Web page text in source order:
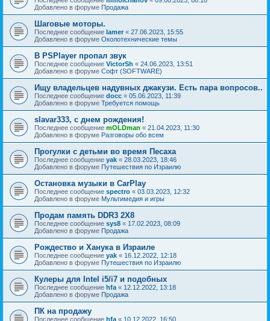
Добавлено в форуме Продажа
Шаговые моторы.
Последнее сообщение lamer « 27.06.2023, 15:55
Добавлено в форуме Околотехнические темы
В PSPlayer пропал звук
Последнее сообщение VictorSh « 24.06.2023, 13:51
Добавлено в форуме Софт (SOFTWARE)
Ищу владельцев надувных джакузи. Есть пара вопросов..
Последнее сообщение docc « 05.06.2023, 11:39
Добавлено в форуме Требуется помощь
slavar333, с днем рождения!
Последнее сообщение mOLDman « 21.04.2023, 11:30
Добавлено в форуме Разговоры обо всем
Прогулки с детьми во время Песаха
Последнее сообщение yak « 28.03.2023, 18:46
Добавлено в форуме Путешествия по Израилю
Остановка музыки в CarPlay
Последнее сообщение spectro « 03.03.2023, 12:32
Добавлено в форуме Мультимедия и игры
Продам память DDR3 2X8
Последнее сообщение sys8 « 17.02.2023, 08:09
Добавлено в форуме Продажа
Рождество и Ханука в Израиле
Последнее сообщение yak « 16.12.2022, 12:18
Добавлено в форуме Путешествия по Израилю
Кулеры для Intel i5/i7 и подобных
Последнее сообщение hfa « 12.12.2022, 13:18
Добавлено в форуме Продажа
ПК на продажу
Последнее сообщение hfa « 10.12.2022, 16:50